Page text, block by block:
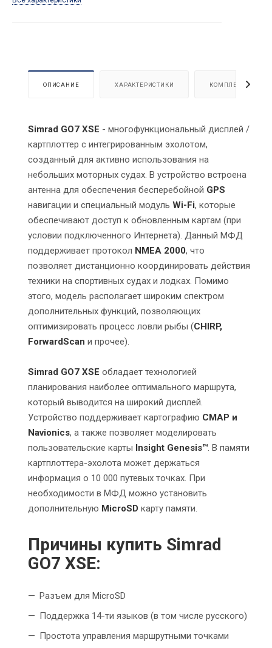
ОПИСАНИЕ ХАРАКТЕРИСТИКИ КОМПЛЕКТАЦИЯ
Simrad GO7 XSE - многофункциональный дисплей /
картплоттер с интегрированным эхолотом,
созданный для активно использования на
небольших моторных судах. В устройство встроена
антенна для обеспечения бесперебойной GPS
навигации и специальный модуль Wi-Fi, которые
обеспечивают доступ к обновленным картам (при
условии подключенного Интернета). Данный МФД
поддерживает протокол NMEA 2000, что
позволяет дистанционно координировать действия
техники на спортивных судах и лодках. Помимо
этого, модель располагает широким спектром
дополнительных функций, позволяющих
оптимизировать процесс ловли рыбы (CHIRP,
ForwardScan и прочее).
Simrad GO7 XSE обладает технологией
планирования наиболее оптимального маршрута,
который выводится на широкий дисплей.
Устройство поддерживает картографию CMAP и
Navionics, а также позволяет моделировать
пользовательские карты Insight Genesis™. В памяти
картплоттера-эхолота может держаться
информация о 10 000 путевых точках. При
необходимости в МФД можно установить
дополнительную MicroSD карту памяти.
Причины купить Simrad
GO7 XSE:
Разъем для MicroSD
Поддержка 14-ти языков (в том числе русского)
Простота управления маршрутными точками